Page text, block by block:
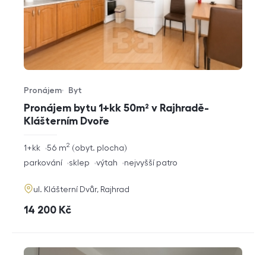
Pronájem bytu 1+kk 50m² v Rajhradě-
Klášterním Dvoře
Typ nabídky
Pronájem
Typ nemovitosti
Byt
rozměry
dispozice
1+kk obyt. plocha
56 m2
funkce
parkování sklep výtah nejvyšší patro
adresa
ul. Klášterní Dvůr, Rajhrad
cena
14 200 Kč